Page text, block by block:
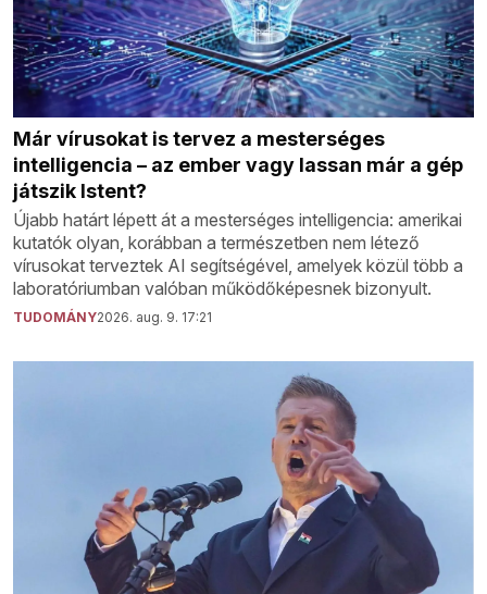
Már vírusokat is tervez a mesterséges
intelligencia – az ember vagy lassan már a gép
játszik Istent?
Újabb határt lépett át a mesterséges intelligencia: amerikai
kutatók olyan, korábban a természetben nem létező
vírusokat terveztek AI segítségével, amelyek közül több a
laboratóriumban valóban működőképesnek bizonyult.
TUDOMÁNY2026. aug. 9. 17:21